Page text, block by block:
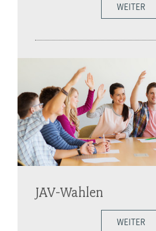
WEITER
JAV-Wahlen
WEITER